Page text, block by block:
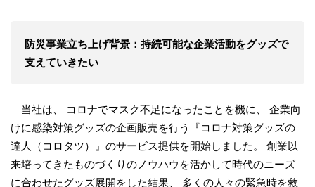
防災事業立ち上げ背景：持続可能な企業活動をグッズで
支えていきたい
当社は、 コロナでマスク不足になったことを機に、 企業向
けに感染対策グッズの企画販売を行う『コロナ対策グッズの
達人（コロタツ）』のサービス提供を開始しました。 創業以
来培ってきたものづくりのノウハウを活かして時代のニーズ
に合わせたグッズ展開をした結果、 多くの人々の緊急時を救